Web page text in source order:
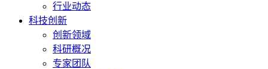
行业动态
科技创新
创新领域
科研概况
专家团队